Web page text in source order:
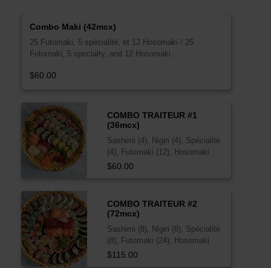
Combo Maki (42mcx)
25 Futomaki, 5 spécialité, et 12 Hosomaki / 25
Futomaki, 5 specialty, and 12 Hosomaki.
$60.00
COMBO TRAITEUR #1
(36mcx)
Sashimi (4), Nigiri (4), Spécialité
(4), Futomaki (12), Hosomaki
(12)
$60.00
COMBO TRAITEUR #2
(72mcx)
Sashimi (8), Nigiri (8), Spécialité
(8), Futomaki (24), Hosomaki
(24)
$115.00